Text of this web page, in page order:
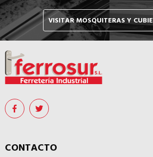
VISITAR MOSQUITERAS Y
CONTACTO